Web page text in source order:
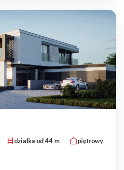
działka od 44 m piętrowy